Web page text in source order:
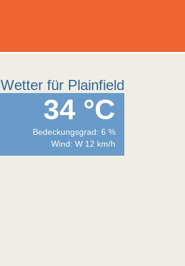
Wetter für Plainfield
34 °C
Bedeckungsgrad: 6 %
Wind: W 12 km/h